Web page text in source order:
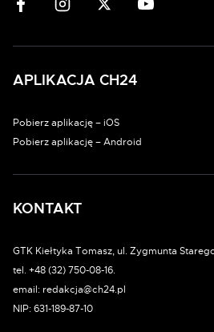
APLIKACJA CH24
Pobierz aplikację – iOS
Pobierz aplikację – Android
KONTAKT
GTK Kiełtyka Tomasz, ul. Zygmunta
tel. +48 (32) 750-08-16.
email: redakcja@ch24.pl
NIP: 631-189-87-10